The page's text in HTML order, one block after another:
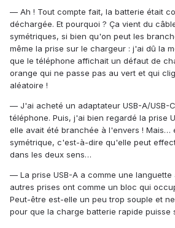
— Ah ! Tout compte fait, la batterie était
déchargée. Et pourquoi ? Ça vient du
symétriques, si bien qu'on peut les
même la prise sur le chargeur : j'ai dû la
que le téléphone affichait un défaut de
orange qui ne passe pas au vert et qui
aléatoire !
— J'ai acheté un adaptateur USB-A/USB-
téléphone. Puis, j'ai bien regardé la prise
elle avait été branchée à l'envers ! Mais…
symétrique, c'est-à-dire qu'elle peut
dans les deux sens…
— La prise USB-A a comme une languette
autres prises ont comme un bloc qui
Peut-être est-elle un peu trop souple et
pour que la charge batterie rapide puisse